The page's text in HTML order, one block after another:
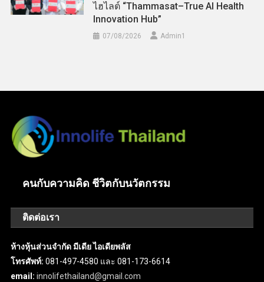
ไฮไลต์ “Thammasat–True AI Health
Innovation Hub”
07/08/2026 Admin​1
คนกับความคิด ชีวิตกับนวัตกรรม
ติดต่อเรา
ห้างหุ้นส่วนจำกัด มีเดีย ไอเดียพลัส
โทรศัพท์: 081-497-4580 และ 081-173-6614
email: innolifethailand@gmail.com